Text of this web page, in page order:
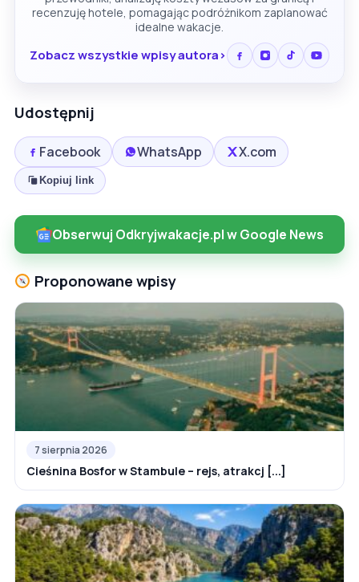
recenzuję hotele, pomagając podróżnikom zaplanować
idealne wakacje.
Zobacz wszystkie wpisy autora
Udostępnij
Facebook WhatsApp X.com
Kopiuj link
Obserwuj Odkryjwakacje.pl w Google News
Proponowane wpisy
7 sierpnia 2026
Cieśnina Bosfor w Stambule – rejs, atrakcj [...]